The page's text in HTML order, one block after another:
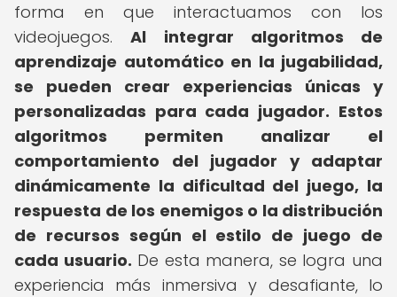
forma en que interactuamos con los
videojuegos.Al integrar algoritmos de
aprendizaje automático en la jugabilidad,
se pueden crear experiencias únicas y
personalizadas para cada jugador. Estos
algoritmos permiten analizar el
comportamiento del jugador y adaptar
dinámicamente la dificultad del juego, la
respuesta de los enemigos o la distribución
de recursos según el estilo de juego de
cada usuario. De esta manera, se logra una
experiencia más inmersiva y desafiante, lo